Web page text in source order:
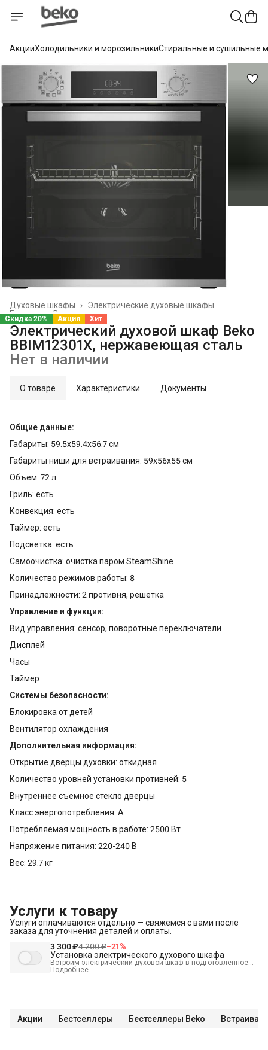
АкцииХолодильники и морозильникиСтиральные и сушильные
Электрические духовые шкафы
Духовые шкафы
›
Встраиваемая техника
Главная ›
Скидка 20% Акция Хит
Электрический духовой шкаф Beko
BBIM12301X, нержавеющая сталь
Нет в наличии
О товаре Характеристики Документы
Общие данные:
Габариты: 59.5х59.4х56.7 см
Габариты ниши для встраивания: 59х56х55 см
Объем: 72 л
Гриль: есть
Конвекция: есть
Таймер: есть
Подсветка: есть
Самоочистка: очистка паром SteamShine
Количество режимов работы: 8
Принадлежности: 2 противня, решетка
Управление и функции:
Вид управления: сенсор, поворотные переключатели
Дисплей
Часы
Таймер
Системы безопасности:
Блокировка от детей
Вентилятор охлаждения
Дополнительная информация:
Открытие дверцы духовки: откидная
Количество уровней установки противней: 5
Внутреннее съемное стекло дверцы
Класс энергопотребления: A
Потребляемая мощность в работе: 2500 Вт
Напряжение питания: 220-240 В
Вес: 29.7 кг
Услуги к товару
Услуги оплачиваются отдельно — свяжемся с вами после
заказа для уточнения деталей и оплаты.
3 300 ₽4 200 ₽−21%
Установка электрического духового шкафа
Встроим электрический духовой шкаф в подготовленное
место и подключим к электрике.
В стоимость входит:
Подробнее
Акции Бестселлеры Бестселлеры Beko